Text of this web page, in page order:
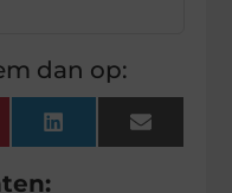
dan op:
LinkedInEmail